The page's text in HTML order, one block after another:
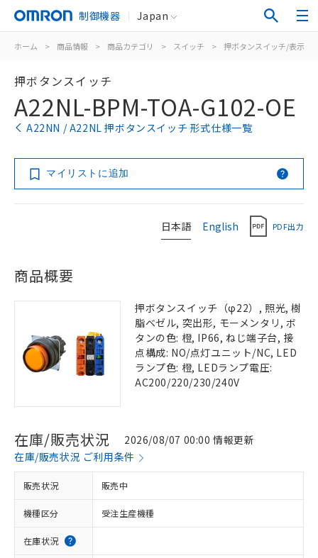
制御機器 Japan
ホーム > 商品情報 > 商品カテゴリ > スイッチ > 押ボタンスイッチ/表示灯
押ボタンスイッチ
A22NL-BPM-TOA-G102-OE
A22NN / A22NL 押ボタンスイッチ 形式仕様一覧
マイリストに追加
日本語 English PDF出力
商品概要
押ボタンスイッチ（φ22）, 照光, 樹
脂ベゼル, 突出形, モーメンタリ, ボ
タンの色: 橙, IP66, ねじ端子台, 接
点構成: NO/点灯ユニット/NC, LED
ランプ色: 橙, LEDランプ電圧:
AC200/220/230/240V
在庫/販売状況
2026/08/07 00:00 情報更新
在庫/販売状況 ご利用条件
販売状況 販売中
機種区分 受注生産機種
在庫状況